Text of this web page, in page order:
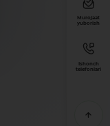
Murojaat
yuborish
Ishonch
telefonlari